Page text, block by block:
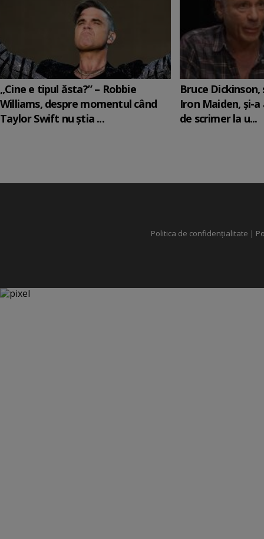
„Cine e tipul ăsta?” – Robbie
Williams, despre momentul când
Taylor Swift nu știa ...
Bruce
Iron Maiden, şi-
de scrimer la u...
Politica de confidențialitate |